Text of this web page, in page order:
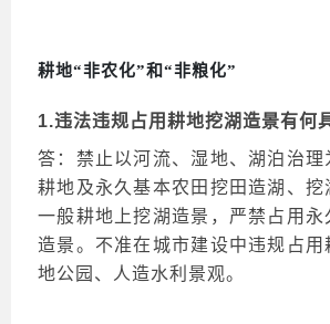
耕地“非农化”和“非粮化”
1.违法违规占用耕地挖湖造景有何
答：禁止以河流、湿地、湖泊治理
耕地及永久基本农田挖田造湖、挖
一般耕地上挖湖造景，严禁占用永
造景。不准在城市建设中违规占用
地公园、人造水利景观。